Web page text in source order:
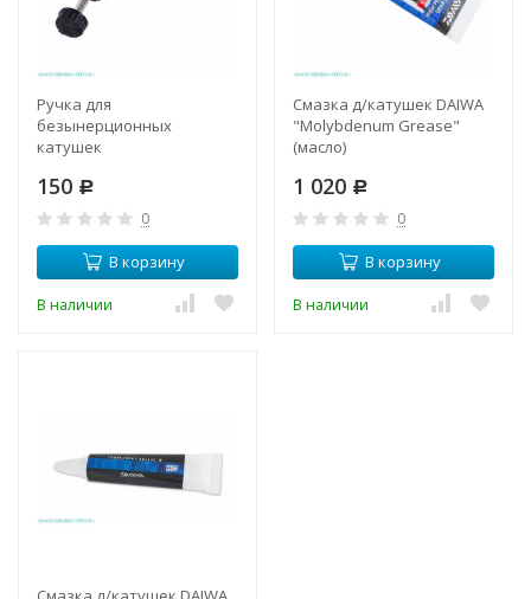
Ручка для
безынерционных
катушек
150 Р
0
В корзину
В наличии
Смазка д/катушек DAIWA
"Molybdenum Grease"
(масло)
1 020 Р
0
В корзину
В наличии